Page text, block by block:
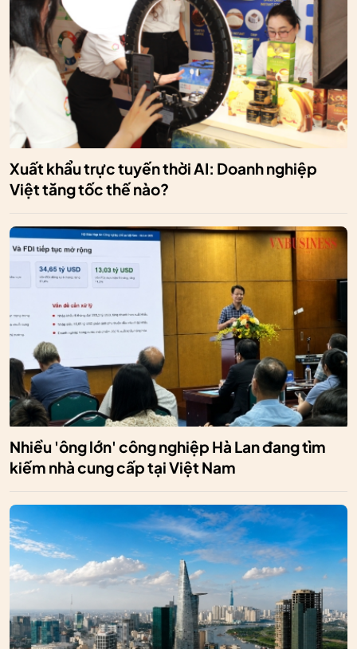
Xuất khẩu trực tuyến thời AI: Doanh nghiệp
Việt tăng tốc thế nào?
Nhiều 'ông lớn' công nghiệp Hà Lan đang tìm
kiếm nhà cung cấp tại Việt Nam